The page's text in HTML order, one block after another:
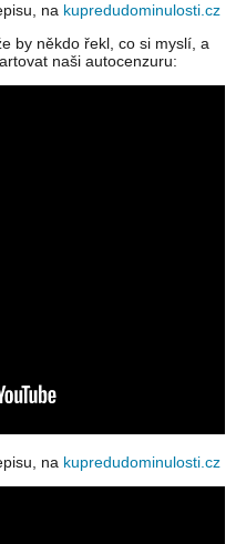
na kupredudominulosti.cz
by někdo řekl, co si myslí, a
naši autocenzuru:
na kupredudominulosti.cz